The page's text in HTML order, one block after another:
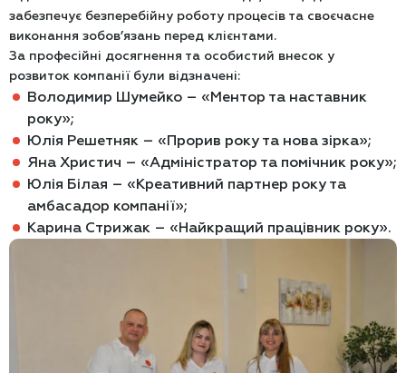
забезпечує безперебійну роботу процесів та своєчасне
виконання зобов’язань перед клієнтами.
За професійні досягнення та особистий внесок у
розвиток компанії були відзначені:
Володимир Шумейко – «Ментор та наставник
року»;
Юлія Решетняк – «Прорив року та нова зірка»;
Яна Христич – «Адміністратор та помічник року»;
Юлія Білая – «Креативний партнер року та
амбасадор компанії»;
Карина Стрижак – «Найкращий працівник року».